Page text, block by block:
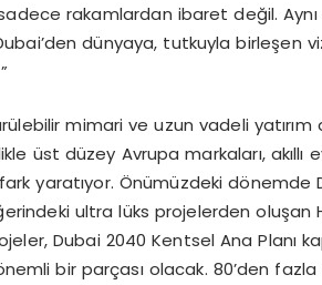
sadece rakamlardan ibaret değil.
dünyaya, tutkuyla birleşen
mimari ve uzun vadeli
üst düzey Avrupa markaları,
yaratıyor. Önümüzdeki dönemde
ultra lüks projelerden
Dubai 2040 Kentsel Ana Planı
bir parçası olacak. 80’den